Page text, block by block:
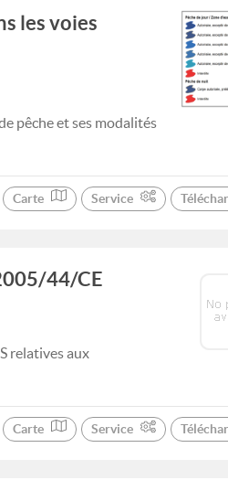
les voies
pêche et ses modalités
Carte Service
44/CE
relatives aux
Carte Service